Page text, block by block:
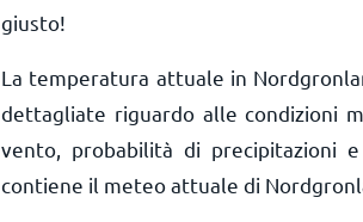
giusto!
La temperatura attuale in
dettagliate riguardo alle condizioni
vento, probabilità di precipitazioni
contiene il meteo attuale di